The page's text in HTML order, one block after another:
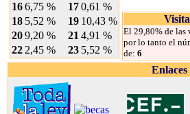
166,75 % 170,61 %
18 5,52 % 19 10,43 %
209,20 % 21 4,91 %
22 2,45 % 23 5,52 %
El 29,80% de las
por lo tanto el
de: 6